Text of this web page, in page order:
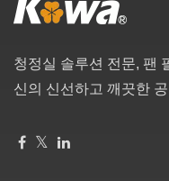
청정실 솔루션 전문, 팬
신의 신선하고 깨끗한